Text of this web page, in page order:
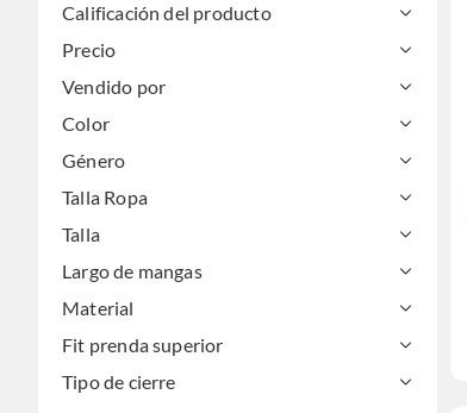
Calificación del producto
Precio
Vendido por
Color
Género
Talla Ropa
Talla
Largo de mangas
Material
Fit prenda superior
Tipo de cierre